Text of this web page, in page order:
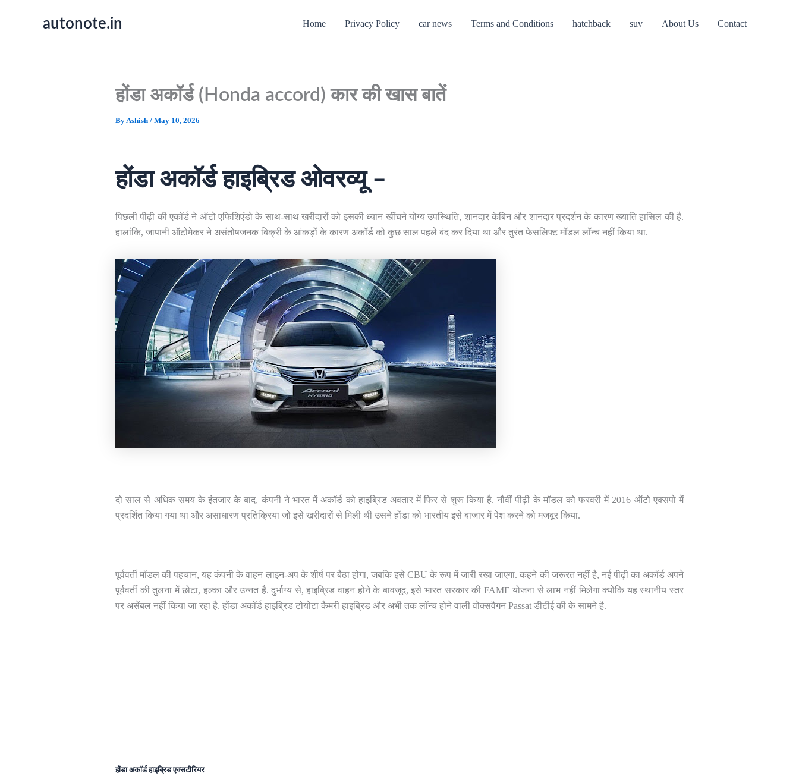
autonote.in Home Privacy Policy car news Terms and Conditions hatchback suv About Us Contact
होंडा अकॉर्ड (Honda accord) कार की खास बातें
ByAshish / May 10, 2026
होंडा अकॉर्ड हाइब्रिड ओवरव्यू –
पिछली पीढ़ी की एकॉर्ड ने ऑटो एफिशिएंडो के साथ-साथ खरीदारों को इसकी ध्यान खींचने योग्य उपस्थिति, शानदार केबिन और शानदार प्रदर्शन के कारण ख्याति हासिल की है.
हालांकि, जापानी ऑटोमेकर ने असंतोषजनक बिक्री के आंकड़ों के कारण अकॉर्ड को कुछ साल पहले बंद कर दिया था और तुरंत फेसलिफ्ट मॉडल लॉन्च नहीं किया था.
दो साल से अधिक समय के इंतजार के बाद, कंपनी ने भारत में अकॉर्ड को हाइब्रिड अवतार में फिर से शुरू किया है. नौवीं पीढ़ी के मॉडल को फरवरी में 2016 ऑटो एक्सपो में
प्रदर्शित किया गया था और असाधारण प्रतिक्रिया जो इसे खरीदारों से मिली थी उसने होंडा को भारतीय इसे बाजार में पेश करने को मजबूर किया.
पूर्ववर्ती मॉडल की पहचान, यह कंपनी के वाहन लाइन-अप के शीर्ष पर बैठा होगा, जबकि इसे CBU के रूप में जारी रखा जाएगा. कहने की जरूरत नहीं है, नई पीढ़ी का अकॉर्ड अपने
पूर्ववर्ती की तुलना में छोटा, हल्का और उन्नत है. दुर्भाग्य से, हाइब्रिड वाहन होने के बावजूद, इसे भारत सरकार की FAME योजना से लाभ नहीं मिलेगा क्योंकि यह स्थानीय स्तर
पर असेंबल नहीं किया जा रहा है. होंडा अकॉर्ड हाइब्रिड टोयोटा कैमरी हाइब्रिड और अभी तक लॉन्च होने वाली वोक्सवैगन Passat डीटीई की के सामने है.
होंडा अकॉर्ड हाइब्रिड एक्सटीरियर